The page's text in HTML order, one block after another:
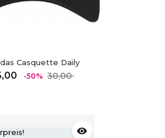
Casquette Daily
Regulärer
-50% 30,00Preis
visibility